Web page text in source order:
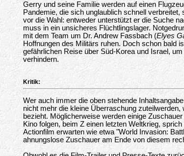
Gerry und seine Familie werden auf einen
Pandemie, die sich unglaublich schnell
vor die Wahl: entweder unterstützt er die Suche
muss in ein unsicheres Flüchtlingslager.
mit dem Team um Dr. Andrew Fassbach (Elyes
Hoffnungen des Militärs ruhen. Doch schon bald
gefährlichen Reise über Süd-Korea und Israel,
verhindern.
Kritik:
Wer auch immer die oben stehende
nicht mehr die kleine Überraschung
bezieht. Möglicherweise werden einige
Kino folgen, beim Z einen letzten Weltkrieg,
Actionfilm erwarten wie etwa "World Invasion:
ahnungslose Zuschauer am Ende von diesem